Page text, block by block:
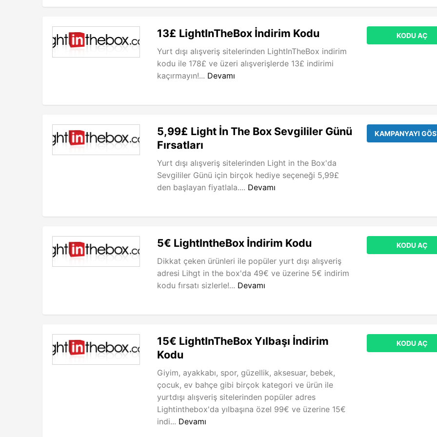
13£ LightInTheBox İndirim Kodu
Yurt dışı alışveriş sitelerinden LightInTheBox indirim
kodu ile 178£ ve üzeri alışverişlerde 13£ indirimi
kaçırmayın!... Devamı
KODU AÇ
5,99£ Light İn The Box Sevgililer Günü
Fırsatları
Yurt dışı alışveriş sitelerinden Light in the Box'da
Sevgililer Günü için birçok hediye seçeneği 5,99£
den başlayan fiyatlala.... Devamı
KAMPANYAYI
5€ LightIntheBox İndirim Kodu
Dikkat çeken ürünleri ile popüler yurt dışı alışveriş
adresi Lihgt in the box'da 49€ ve üzerine 5€ indirim
kodu fırsatı sizlerle!... Devamı
KODU AÇ
15€ LightInTheBox Yılbaşı İndirim
Kodu
Giyim, ayakkabı, spor, güzellik, aksesuar, bebek,
çocuk, ev bahçe gibi birçok kategori ve ürün ile
yurtdışı alışveriş sitelerinden popüler adres
Lightinthebox'da yılbaşına özel 99€ ve üzerine 15€
indi... Devamı
KODU AÇ